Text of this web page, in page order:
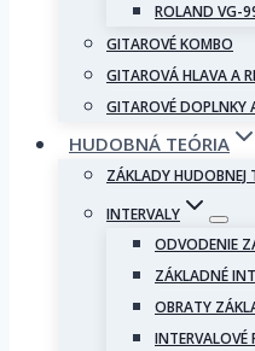
ROLAND VG-
GITAROVÉ KOMBO
GITAROVÁ HLAVA A
GITAROVÉ DOPLNKY
HUDOBNÁ TEÓRIA
ZÁKLADY HUDOBNEJ
INTERVALY
ODVODENIE
ZÁKLADNÉ
OBRATY
INTERVALOVÉ